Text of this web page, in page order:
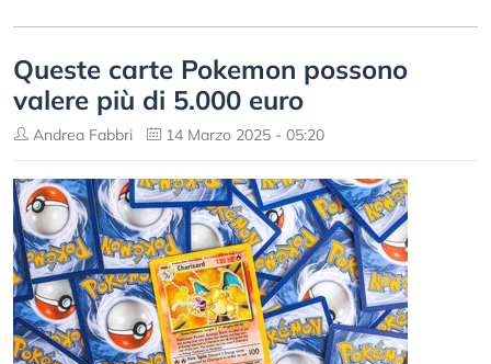
Queste carte Pokemon possono
valere più di 5.000 euro
Andrea Fabbri 14 Marzo 2025 - 05:20